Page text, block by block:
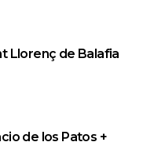
Llorenç de Balafia
de los Patos +